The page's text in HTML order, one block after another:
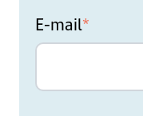
E-mail*